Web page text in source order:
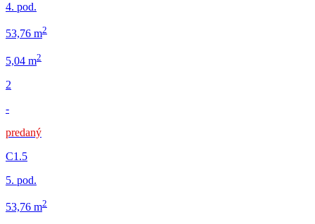
4. pod.
53,76 m2
5,04 m2
2
-
predaný
C1.5
5. pod.
53,76 m2